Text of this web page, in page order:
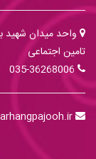
واحد میدان شهید
تامین اجتماعی